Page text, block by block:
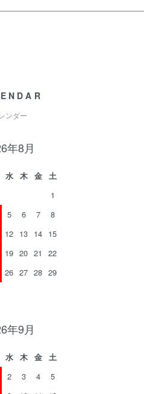
ンダー
年8月
水 木 金
土
1
5 6 7
8
12 13 14 15
19 20 21
22
26 27 28 29
年9月
水 木 金
土
2 3 4
5